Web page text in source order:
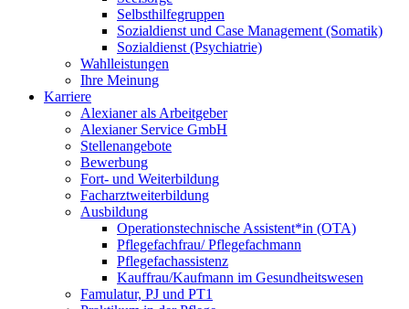
Selbsthilfegruppen
Sozialdienst und Case Management (Somatik)
Sozialdienst (Psychiatrie)
Wahlleistungen
Ihre Meinung
Karriere
Alexianer als Arbeitgeber
Alexianer Service GmbH
Stellenangebote
Bewerbung
Fort- und Weiterbildung
Facharztweiterbildung
Ausbildung
Operationstechnische Assistent*in (OTA)
Pflegefachfrau/ Pflegefachmann
Pflegefachassistenz
Kauffrau/Kaufmann im Gesundheitswesen
Famulatur, PJ und PT1